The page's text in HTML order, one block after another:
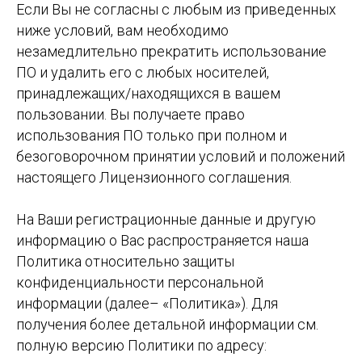
Если Вы не согласны с любым из приведенных
ниже условий, вам необходимо
незамедлительно прекратить использование
ПО и удалить его с любых носителей,
принадлежащих/находящихся в вашем
пользовании. Вы получаете право
использования ПО только при полном и
безоговорочном принятии условий и положений
настоящего Лицензионного соглашения.
На Ваши регистрационные данные и другую
информацию о Вас распространяется наша
Политика относительно защиты
конфиденциальности персональной
информации (далее– «Политика»). Для
получения более детальной информации см.
полную версию Политики по адресу: